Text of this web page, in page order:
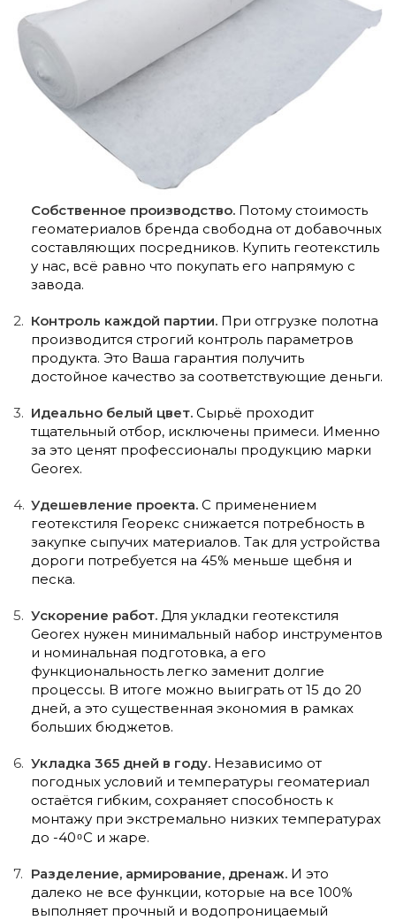
Собственное производство. Потому стоимость
геоматериалов бренда свободна от добавочных
составляющих посредников. Купить геотекстиль
у нас, всё равно что покупать его напрямую с
завода.
Контроль каждой партии. При отгрузке полотна
производится строгий контроль параметров
продукта. Это Ваша гарантия получить
достойное качество за соответствующие деньги.
Идеально белый цвет. Сырьё проходит
тщательный отбор, исключены примеси. Именно
за это ценят профессионалы продукцию марки
Georex.
Удешевление проекта. С применением
геотекстиля Георекс снижается потребность в
закупке сыпучих материалов. Так для устройства
дороги потребуется на 45% меньше щебня и
песка.
Ускорение работ. Для укладки геотекстиля
Georex нужен минимальный набор инструментов
и номинальная подготовка, а его
функциональность легко заменит долгие
процессы. В итоге можно выиграть от 15 до 20
дней, а это существенная экономия в рамках
больших бюджетов.
Укладка 365 дней в году. Независимо от
погодных условий и температуры геоматериал
остаётся гибким, сохраняет способность к
монтажу при экстремально низких температурах
до -40 ͦ С и жаре.
Разделение, армирование, дренаж. И это
далеко не все функции, которые на все 100%
выполняет прочный и водопроницаемый